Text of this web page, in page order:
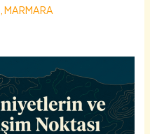
,MARMARA